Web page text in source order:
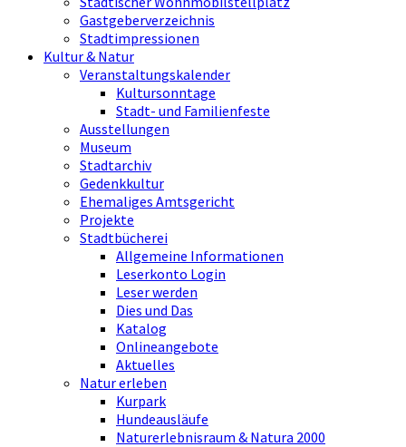
Gastgeberverzeichnis
Stadtimpressionen
Kultur & Natur
Veranstaltungskalender
Kultursonntage
Stadt- und Familienfeste
Ausstellungen
Museum
Stadtarchiv
Gedenkkultur
Ehemaliges Amtsgericht
Projekte
Stadtbücherei
Allgemeine Informationen
Leserkonto Login
Leser werden
Dies und Das
Katalog
Onlineangebote
Aktuelles
Natur erleben
Kurpark
Hundeausläufe
Naturerlebnisraum & Natura 2000